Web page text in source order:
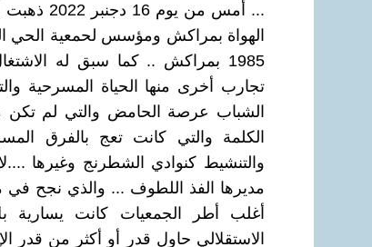
... أمس
الهواة بمراكش ومؤسس لحمعية الحي
1985 بمراكش .. كما سبق له
الشباب عرصة الحامض والتي لم تكن
الكلمة والتي كانت تعج بالفرق
والتنشيط كنوادي الشطرنج وغيرها
مديرها الفذ اللطوف ... والذي نجح في
أغلب أطر الجمعيات كانت يسارية
الاستقلالي حاول قدر أو أكثر من قدر